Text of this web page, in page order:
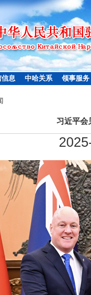
信息 中哈关系 领事服务
习近平会